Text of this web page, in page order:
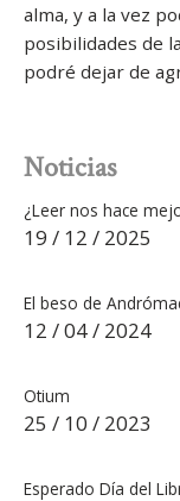
alma, y a la vez
posibilidades de
podré dejar de
Noticias
¿Leer nos hace
19 / 12 / 2025
El beso de
12 / 04 / 2024
Otium
25 / 10 / 2023
Esperado Día del